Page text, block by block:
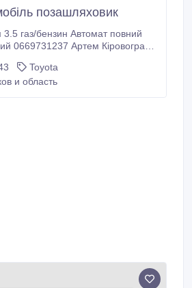
позашляховик
повністю тонований, без вкладень. Торг.
Toyota
и область